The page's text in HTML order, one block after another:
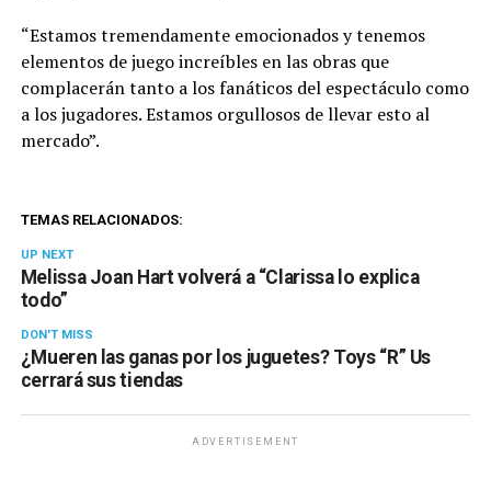
“Estamos tremendamente emocionados y tenemos
elementos de juego increíbles en las obras que
complacerán tanto a los fanáticos del espectáculo como
a los jugadores. Estamos orgullosos de llevar esto al
mercado”.
TEMAS RELACIONADOS:
UP NEXT
Melissa Joan Hart volverá a “Clarissa lo explica
todo”
DON'T MISS
¿Mueren las ganas por los juguetes? Toys “R” Us
cerrará sus tiendas
ADVERTISEMENT